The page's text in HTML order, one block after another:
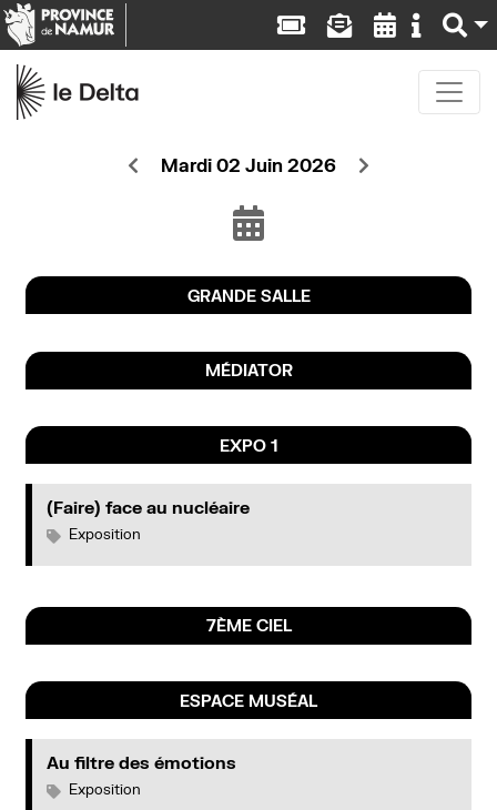
Mardi 02 Juin 2026
GRANDE SALLE
MÉDIATOR
EXPO 1
(Faire) face au nucléaire
Exposition
7ÈME CIEL
ESPACE MUSÉAL
Au filtre des émotions
Exposition